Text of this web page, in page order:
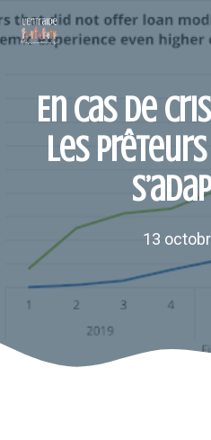
Aller
au
En cas de
les
13